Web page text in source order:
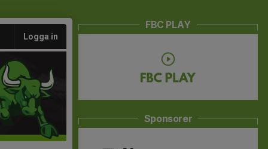
Logga in
FBC PLAY
Sponsorer